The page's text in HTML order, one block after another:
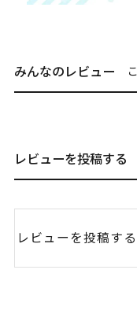
みんなのレビュー
レビューを投稿する
レビューを投稿す